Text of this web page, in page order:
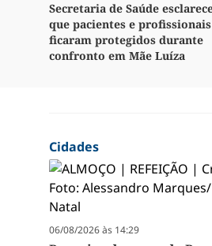
Secretaria de Saúde
que pacientes e profissionais
ficaram protegidos durante
confronto em Mãe Luíza
Cidades
06/08/2026 às 14:29